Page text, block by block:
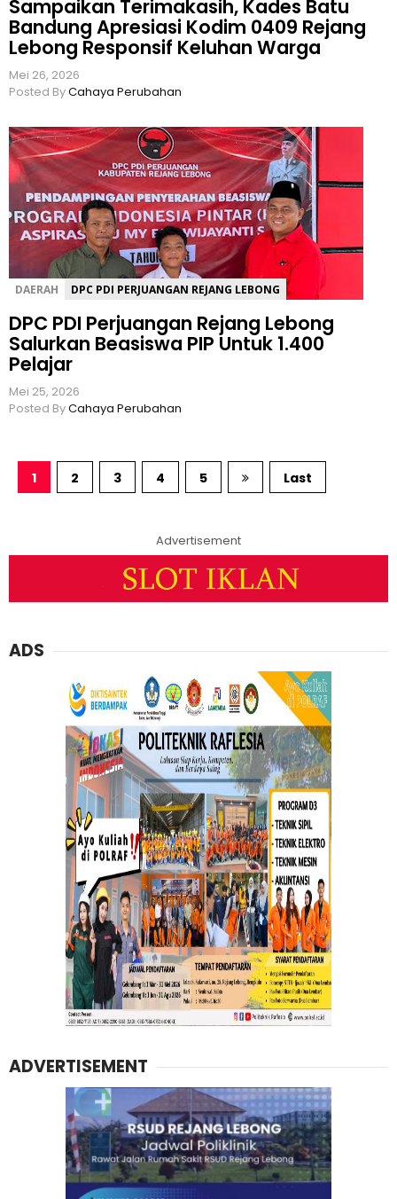
Sampaikan Terimakasih, Kades Batu
Bandung Apresiasi Kodim 0409 Rejang
Lebong Responsif Keluhan Warga
Mei 26, 2026
Posted ByCahaya Perubahan
DAERAH DPC PDI PERJUANGAN REJANG LEBONG
DPC PDI Perjuangan Rejang Lebong
Salurkan Beasiswa PIP Untuk 1.400
Pelajar
Mei 25, 2026
Posted ByCahaya Perubahan
1 2 3 4 5 Last
Advertisement
ADS
ADVERTISEMENT